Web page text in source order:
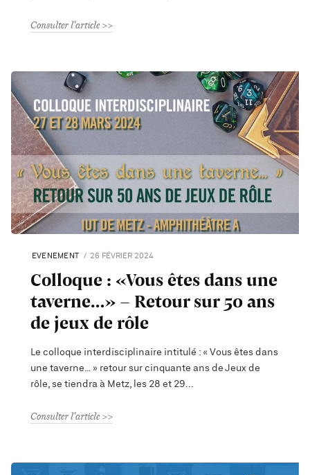
Consulter l'article
EVENEMENT 26 FÉVRIER 2024
Colloque : «Vous êtes dans une
taverne…» - Retour sur 50 ans
de jeux de rôle
Le colloque interdisciplinaire intitulé : « Vous êtes dans
une taverne… » retour sur cinquante ans de Jeux de
rôle, se tiendra à Metz, les 28 et 29
Consulter l'article